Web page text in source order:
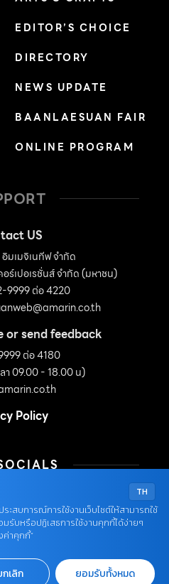
EDITOR’S CHOICE
DIRECTORY
NEWS UPDATE
BAANLAESUAN FAIR
ONLINE PROGRAM
US
มเมจิเนทีฟ จำกัด
ร์เปอเรชั่นส์ จำกัด (มหาชน)
9999 ต่อ 4220
or send feedback
ต่อ 4180
า 09.00 - 18.00 น)
Policy
TH
ะสบการณ์การใช้งานเว็บไซต์ให้สามารถใช้
รับหรือปฏิเสธการใช้งานคุกกี้ได้ง่ายๆ
ค่าคุกกี้”
กเลิก ยอมรับทั้งหมด